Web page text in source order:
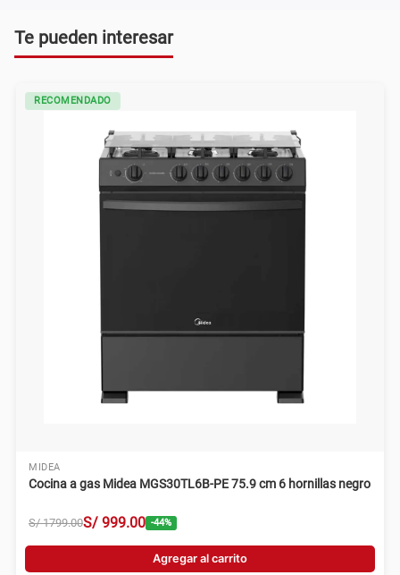
Te pueden interesar
RECOMENDADO
MIDEA
Cocina a gas Midea MGS30TL6B-PE 75.9 cm 6 hornillas negro
S/ 1799.00S/ 999.00 -44%
Agregar al carrito